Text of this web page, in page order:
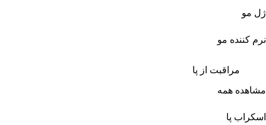
ژل مو
نرم کننده مو
مراقبت از پا
مشاهده همه
اسکراب پا